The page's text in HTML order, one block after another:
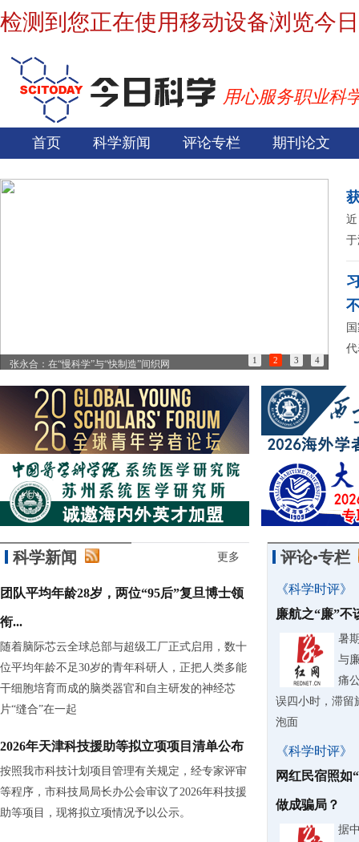
检测到您正在使用移动设备浏览今
用心服务职业科
首页 科学新闻 评论专栏 期刊论文
张永合：在“慢科学”与“快制造”间织网 1 2 3 4
科学新闻 更多
团队平均年龄28岁，两位“95后”复旦博士领
衔...
随着脑际芯云全球总部与超级工厂正式启用，数十
位平均年龄不足30岁的青年科研人，正把人类多能
干细胞培育而成的脑类器官和自主研发的神经芯
片“缝合”在一起
2026年天津科技援助等拟立项项目清单公布
按照我市科技计划项目管理有关规定，经专家评审
等程序，市科技局局长办公会审议了2026年科技援
助等项目，现将拟立项情况予以公示。
评论•专栏
《科学时评》
廉航之“廉”不
暑
与
痛
误四小时，滞留
泡面
《科学时评》
网红民宿照如
做成骗局？
据